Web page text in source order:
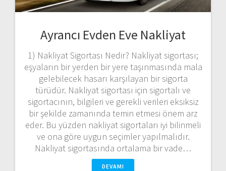
Ayrancı Evden Eve Nakliyat
1) Nakliyat Sigortası Nedir? Nakliyat sigortası;
eşyaların bir yerden bir yere taşınmasında mala
gelebilecek hasarı karşılayan bir sigorta
türüdür. Nakliyat sigortası için sigortalı ve
sigortacının, bilgileri ve gerekli verileri eksiksiz
bir şekilde zamanında temin etmesi önem arz
eder. Bu yüzden nakliyat sigortaları iyi bilinmeli
ve ona göre uygun seçimler yapılmalıdır.
Nakliyat sigortasında ortalama bir vade…
DEVAMI